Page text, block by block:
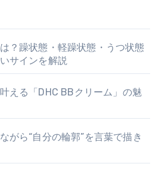
？躁状態・軽躁状態・うつ状態
サインを解説
える「DHC BBクリーム」の魅
がら“自分の輪郭”を言葉で描き